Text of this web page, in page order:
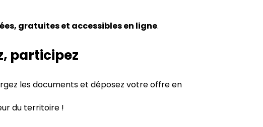
gratuites et accessibles en ligne.
participez
les documents et déposez votre offre en
du territoire !